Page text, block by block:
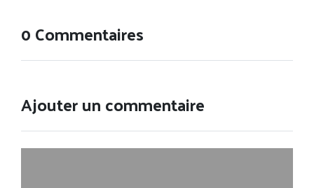
0 Commentaires
Ajouter un commentaire